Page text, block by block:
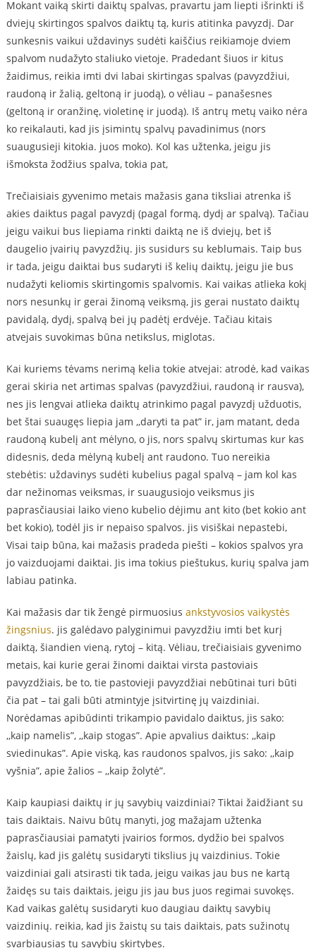
Mokant vaiką skirti daiktų spalvas, pravartu jam liepti išrinkti iš
dviejų skirtingos spalvos daiktų tą, kuris atitinka pavyzdį. Dar
sunkesnis vaikui uždavinys sudėti kaiščius reikiamoje dviem
spalvom nudažyto staliuko vietoje. Pradedant šiuos ir kitus
žaidimus, reikia imti dvi labai skirtingas spalvas (pavyzdžiui,
raudoną ir žalią, geltoną ir juodą), o vėliau – panašesnes
(geltoną ir oranžinę, violetinę ir juodą). Iš antrų metų vaiko nėra
ko reikalauti, kad jis įsimintų spalvų pavadinimus (nors
suaugusieji kitokia. juos moko). Kol kas užtenka, jeigu jis
išmoksta žodžius spalva, tokia pat,
Trečiaisiais gyvenimo metais mažasis gana tiksliai atrenka iš
akies daiktus pagal pavyzdį (pagal formą, dydį ar spalvą). Tačiau
jeigu vaikui bus liepiama rinkti daiktą ne iš dviejų, bet iš
daugelio įvairių pavyzdžių. jis susidurs su keblumais. Taip bus
ir tada, jeigu daiktai bus sudaryti iš kelių daiktų, jeigu jie bus
nudažyti keliomis skirtingomis spalvomis. Kai vaikas atlieka kokį
nors nesunkų ir gerai žinomą veiksmą, jis gerai nustato daiktų
pavidalą, dydį, spalvą bei jų padėtį erdvėje. Tačiau kitais
atvejais suvokimas būna netikslus, miglotas.
Kai kuriems tėvams nerimą kelia tokie atvejai: atrodė, kad vaikas
gerai skiria net artimas spalvas (pavyzdžiui, raudoną ir rausva),
nes jis lengvai atlieka daiktų atrinkimo pagal pavyzdį užduotis,
bet štai suaugęs liepia jam ,,daryti ta pat” ir, jam matant, deda
raudoną kubelį ant mėlyno, o jis, nors spalvų skirtumas kur kas
didesnis, deda mėlyną kubelį ant raudono. Tuo nereikia
stebėtis: uždavinys sudėti kubelius pagal spalvą – jam kol kas
dar nežinomas veiksmas, ir suaugusiojo veiksmus jis
paprasčiausiai laiko vieno kubelio dėjimu ant kito (bet kokio ant
bet kokio), todėl jis ir nepaiso spalvos. jis visiškai nepastebi,
Visai taip būna, kai mažasis pradeda piešti – kokios spalvos yra
jo vaizduojami daiktai. Jis ima tokius pieštukus, kurių spalva jam
labiau patinka.
Kai mažasis dar tik žengė pirmuosius ankstyvosios vaikystės
žingsnius. jis galėdavo palyginimui pavyzdžiu imti bet kurį
daiktą, šiandien vieną, rytoj – kitą. Vėliau, trečiaisiais gyvenimo
metais, kai kurie gerai žinomi daiktai virsta pastoviais
pavyzdžiais, be to, tie pastovieji pavyzdžiai nebūtinai turi būti
čia pat – tai gali būti atmintyje įsitvirtinę jų vaizdiniai.
Norėdamas apibūdinti trikampio pavidalo daiktus, jis sako:
,,kaip namelis”, ,,kaip stogas”. Apie apvalius daiktus: ,,kaip
sviedinukas”. Apie viską, kas raudonos spalvos, jis sako: ,,kaip
vyšnia”, apie žalios – ,,kaip žolytė”.
Kaip kaupiasi daiktų ir jų savybių vaizdiniai? Tiktai žaidžiant su
tais daiktais. Naivu būtų manyti, jog mažajam užtenka
paprasčiausiai pamatyti įvairios formos, dydžio bei spalvos
žaislų, kad jis galėtų susidaryti tikslius jų vaizdinius. Tokie
vaizdiniai gali atsirasti tik tada, jeigu vaikas jau bus ne kartą
žaidęs su tais daiktais, jeigu jis jau bus juos regimai suvokęs.
Kad vaikas galėtų susidaryti kuo daugiau daiktų savybių
vaizdinių. reikia, kad jis žaistų su tais daiktais, pats sužinotų
svarbiausias tų savybių skirtybes.